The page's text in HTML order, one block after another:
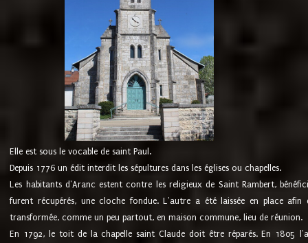
Elle est sous le vocable de saint Paul.
Depuis 1776 un édit interdit les sépultures dans les églises ou chapelles.
Les habitants d'Aranc estent contre les religieux de Saint Rambert,
furent récupérés, une cloche fondue. L'autre a été laissée en place
transformée, comme un peu partout, en maison commune, lieu de réunion.
En 1792, le toit de la chapelle saint Claude doit être réparés. En 1805